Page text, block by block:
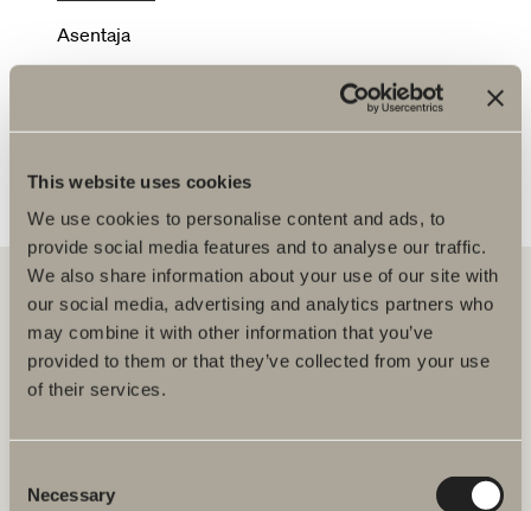
This website uses cookies
We use cookies to personalise content and ads, to
provide social media features and to analyse our traffic.
We also share information about your use of our site with
our social media, advertising and analytics partners who
may combine it with other information that you’ve
provided to them or that they’ve collected from your use
of their services.
Selection
Necessary
Asentaja
Meiltä löydät kaiken kerralla kylpyhuoneeseen.
Kylpyhuonekalusteista, pesualtaista ja hanoista
suihkutilakalusteisiin, kylpyammeisiin, pyyhekuivaimiin ja wc-
Klovinpellontie 1-3